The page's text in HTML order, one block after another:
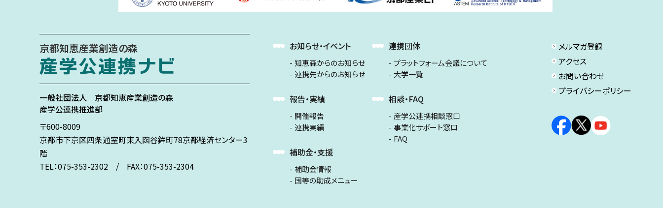
京都知恵産業創造の森
一般社団法人 京都知恵産業創造の森
産学公連携推進部
〒600-8009
京都市下京区四条通室町東入函谷鉾町78京都経済センター3
階
TEL：075-353-2302 / FAX：075-353-2304
お知らせ・イベント
知恵森からのお知らせ
連携先からのお知らせ
報告・実績
開催報告
連携実績
補助金・支援
補助金情報
国等の助成メニュー
連携団体
プラットフォーム会議について
大学一覧
相談・FAQ
産学公連携相談窓口
事業化サポート窓口
FAQ
メルマガ登録
アクセス
お問い合わせ
プライバシーポリシー